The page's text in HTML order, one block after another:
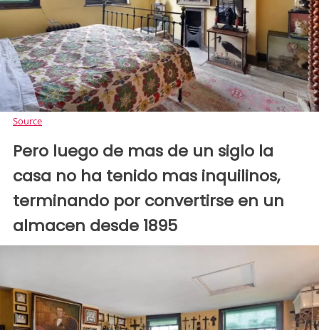
Source
Pero luego de mas de un siglo la
casa no ha tenido mas inquilinos,
terminando por convertirse en un
almacen desde 1895